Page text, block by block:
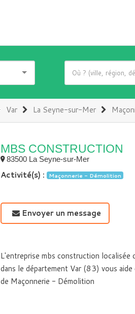
Var La Seyne-sur-Mer
MBS CONSTRUCTION
83500 La Seyne-sur-Mer
Activité(s) : Maçonnerie - Démolition
Envoyer un message
L'entreprise mbs construction
dans le département Var (83) vous
de Maçonnerie - Démolition